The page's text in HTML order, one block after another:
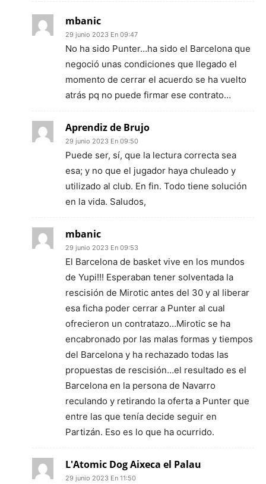
mbanic
29 junio 2023 En 09:47
No ha sido Punter…ha sido el Barcelona que
negoció unas condiciones que llegado el
momento de cerrar el acuerdo se ha vuelto
atrás pq no puede firmar ese contrato…
Aprendiz de Brujo
29 junio 2023 En 09:50
Puede ser, sí, que la lectura correcta sea
esa; y no que el jugador haya chuleado y
utilizado al club. En fin. Todo tiene solución
en la vida. Saludos,
mbanic
29 junio 2023 En 09:53
El Barcelona de basket vive en los mundos
de Yupi!!! Esperaban tener solventada la
rescisión de Mirotic antes del 30 y al liberar
esa ficha poder cerrar a Punter al cual
ofrecieron un contratazo…Mirotic se ha
encabronado por las malas formas y tiempos
del Barcelona y ha rechazado todas las
propuestas de rescisión…el resultado es el
Barcelona en la persona de Navarro
reculando y retirando la oferta a Punter que
entre las que tenía decide seguir en
Partizán. Eso es lo que ha ocurrido.
L'Atomic Dog Aixeca el Palau
29 junio 2023 En 11:50